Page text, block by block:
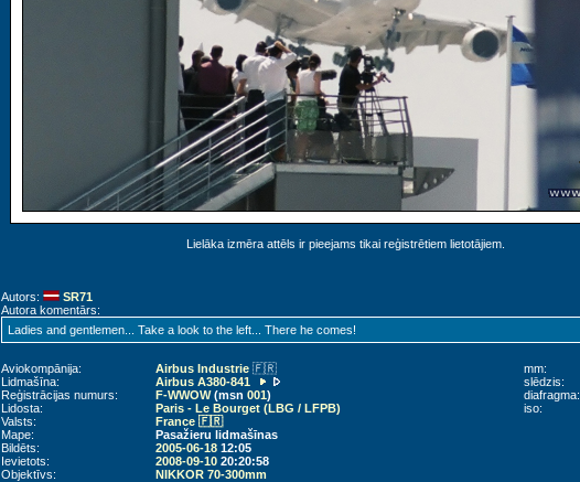
Lielāka izmēra attēls ir pieejams tikai reģistrētiem lietotājiem.
Autors:
SR71
Autora komentārs:
Ladies and gentlemen... Take a look to the left... There he comes!
Aviokompānija: Airbus Industrie 🇫🇷
Lidmašīna:
Airbus A380-841
Reģistrācijas numurs:
F-WWOW(msn 001)
Lidosta:
Paris - Le Bourget (LBG / LFPB)
Valsts:
France 🇫🇷
Mape:
Pasažieru lidmašīnas
Bildēts:
2005-06-1812:05
Ievietots:
2008-09-1020:20:58
Objektīvs:
NIKKOR 70-300mm
mm:
slēdzis:
diafragma:
iso: